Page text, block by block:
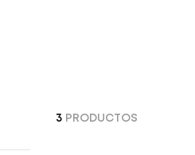
3 PRODUCTOS